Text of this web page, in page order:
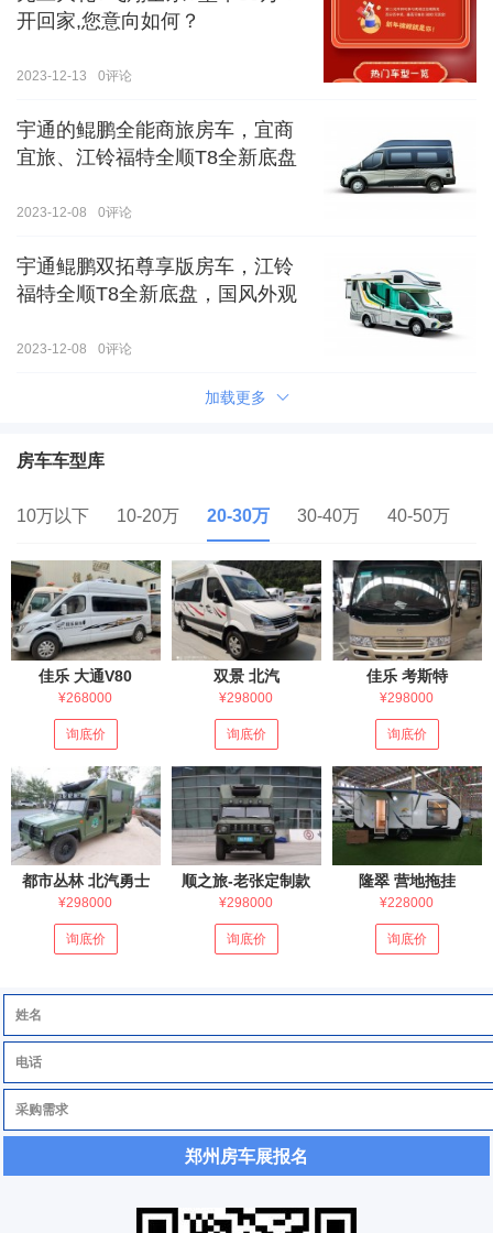
开回家,您意向如何？
2023-12-13 0评论
宇通的鲲鹏全能商旅房车，宜商
宜旅、江铃福特全顺T8全新底盘
2023-12-08 0评论
宇通鲲鹏双拓尊享版房车，江铃
福特全顺T8全新底盘，国风外观
2023-12-08 0评论
加载更多
房车车型库
10万以下 10-20万 20-30万 30-40万 40-50万
佳乐 大通V80
¥268000
询底价
双景 北汽
¥298000
询底价
佳乐 考斯特
¥298000
询底价
都市丛林 北汽勇士
¥298000
询底价
顺之旅-老张定制款
¥298000
询底价
隆翠 营地拖挂
¥228000
询底价
郑州房车展报名